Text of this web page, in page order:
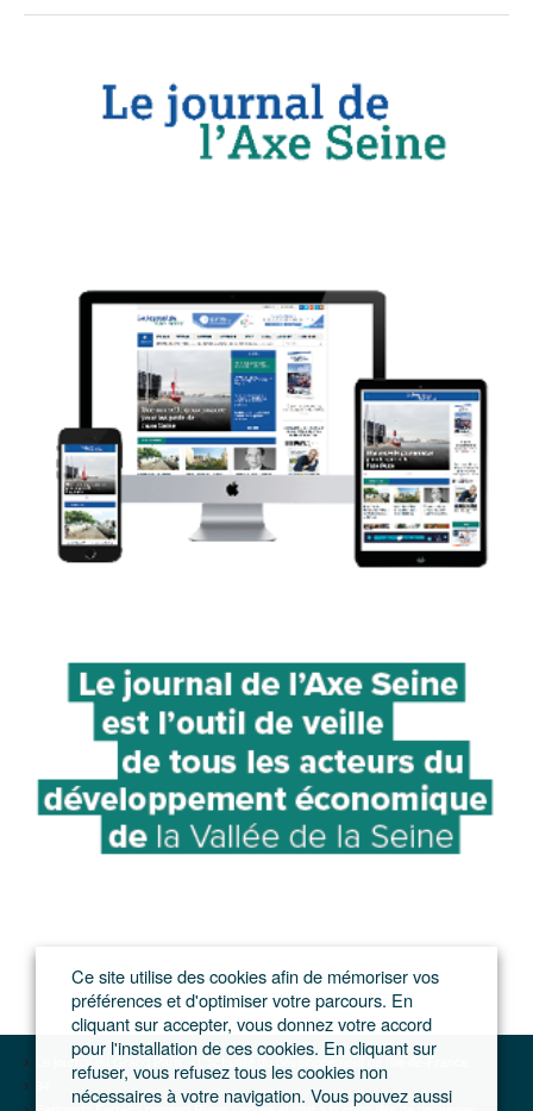
Le journal du Grand Paris – L'actualité du développement de l'Ile-de-France
Ce site utilise des cookies afin de mémoriser vos
préférences et d'optimiser votre parcours. En
cliquant sur accepter, vous donnez votre accord
pour l'installation de ces cookies. En cliquant sur
refuser, vous refusez tous les cookies non
nécessaires à votre navigation. Vous pouvez aussi